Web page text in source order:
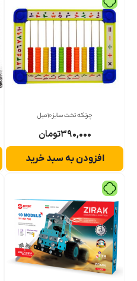
چرتکه تخت سایز 10میل
۳۹۰,۰۰۰تومان
افزودن به سبد خرید